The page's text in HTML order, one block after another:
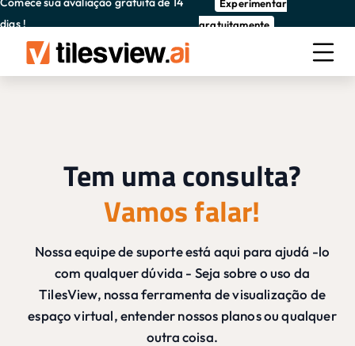
dias !
Experimentar
gratuitamente
Tem uma consulta?
Vamos falar!
Nossa equipe de suporte está aqui para ajudá -lo
com qualquer dúvida - Seja sobre o uso da
TilesView, nossa ferramenta de visualização de
espaço virtual, entender nossos planos ou qualquer
outra coisa.